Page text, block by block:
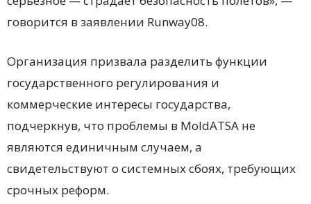
говорится в заявлении Runway08.
Организация призвала разделить функции
государственного регулирования и
коммерческие интересы государства,
подчеркнув, что проблемы в MoldATSA не
являются единичным случаем, а
свидетельствуют о системных сбоях, требующих
срочных реформ.